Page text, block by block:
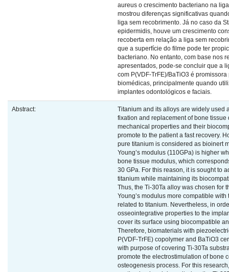
aureus o crescimento bacteriano na
mostrou diferenças significativas
liga sem recobrimento. Já no caso da
epidermidis, houve um crescimento
recoberta em relação a liga sem
que a superfície do filme pode ter
bacteriano. No entanto, com base nos
apresentados, pode-se concluir que a
com P(VDF-TrFE)/BaTiO3 é
biomédicas, principalmente quando
implantes odontológicos e faciais.
Abstract:
Titanium and its alloys are widely used
fixation and replacement of bone tissue
mechanical properties and their
promote to the patient a fast recovery.
pure titanium is considered as bioinert
Young’s modulus (110GPa) is higher
bone tissue modulus, which
30 GPa. For this reason, it is sought to
titanium while maintaining its
Thus, the Ti-30Ta alloy was chosen for
Young’s modulus more compatible
related to titanium. Nevertheless, in
osseointegrative properties to the
cover its surface using biocompatible
Therefore, biomaterials with
P(VDF-TrFE) copolymer and BaTiO3
with purpose of covering Ti-30Ta
promote the electrostimulation of bone
osteogenesis process. For this